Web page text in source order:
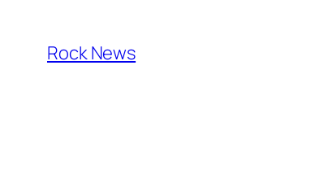
content
Rock News